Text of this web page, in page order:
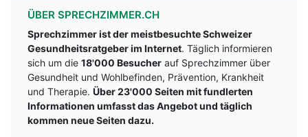
ÜBER SPRECHZIMMER.CH
Sprechzimmer ist der meistbesuchte Schweizer
Gesundheitsratgeber im Internet. Täglich informieren
sich um die 18'000 Besucher auf Sprechzimmer über
Gesundheit und Wohlbefinden, Prävention, Krankheit
und Therapie. Über 23'000 Seiten mit fundlerten
Informationen umfasst das Angebot und täglich
kommen neue Seiten dazu.